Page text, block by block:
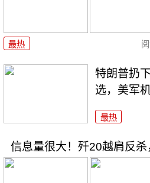
最热
特朗普扔
选，美军
最热
信息量很大！歼20越肩反